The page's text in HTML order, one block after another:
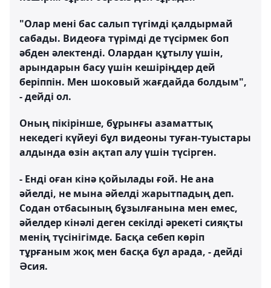
"Олар мені бас салып түгімді қалдырмай
сабады. Видеоға түрімді де түсірмек боп
әбден әлектенді. Олардан құтылу үшін,
арындарын басу үшін кешіріңдер дей
беріппін. Мен шоковый жағдайда болдым",
- дейді ол.
Оның пікірінше, бұрынғы азаматтық
некедегі күйеуі бұл видеоны туған-туыстары
алдында өзін ақтап алу үшін түсірген.
- Енді оған кінә қойылады ғой. Не ана
әйелді, не мына әйелді жарытпадың деп.
Содан отбасының бұзылғанына мен емес,
әйелдер кінәлі деген секілді әрекеті сияқты
менің түсінігімде. Басқа себеп көріп
тұрғаным жоқ мен басқа бұл арада, - дейді
Әсия.